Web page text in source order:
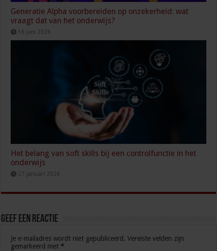
Generatie Alpha voorbereiden op onzekerheid: wat
vraagt dat van het onderwijs?
16 juni 2026
Het belang van soft skills bij een controlfunctie in het
onderwijs
27 januari 2026
Geef een reactie
Je e-mailadres wordt niet gepubliceerd. Vereiste velden zijn
gemarkeerd met *